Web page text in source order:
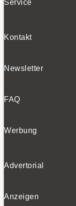
Service
Kontakt
Newsletter
FAQ
Werbung
Advertorial
Anzeigen